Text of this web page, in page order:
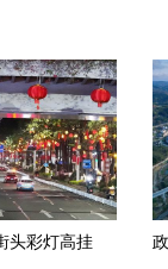
头彩灯高挂